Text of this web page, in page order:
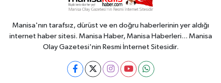
Manisa'nın tarafsız, dürüst ve en doğru haberlerinin yer aldığı
internet haber sitesi. Manisa Haber, Manisa Haberleri... Manisa
Olay Gazetesi'nin Resmi İnternet Sitesidir.